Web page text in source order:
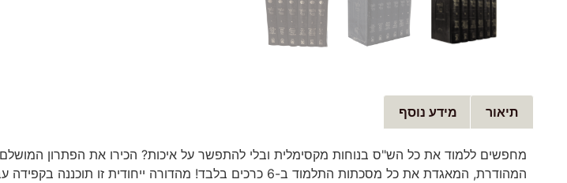
תיאור מידע נוסף
מחפשים ללמוד את כל הש"ס בנוחות מקסימלית ובלי להתפשר על איכות? הכירו את הפתרון
המהודרת, המאגדת את כל מסכתות התלמוד ב-6 כרכים בלבד! מהדורה